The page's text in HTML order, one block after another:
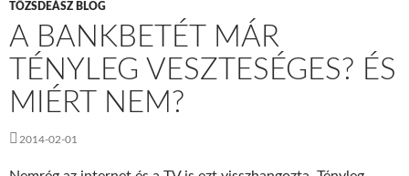
TŐZSDEÁSZ BLOG
A BANKBETÉT MÁR
TÉNYLEG VESZTESÉGES? ÉS
MIÉRT NEM?
2014-02-01